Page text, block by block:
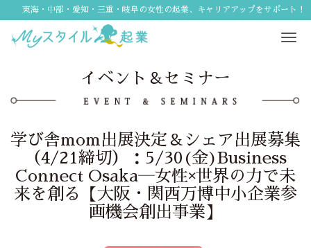
東海・中部・愛知・三重・岐阜の女性の起業、キャリアアップをサポート！
イベント＆セミナー
学び舎mom出展決定＆シェア出展募集
（4/21締切）：5/30(金)Business
Connect Osaka―女性×世界の力で未
来を創る【大阪・関西万博中小企業参
画機会創出事業】